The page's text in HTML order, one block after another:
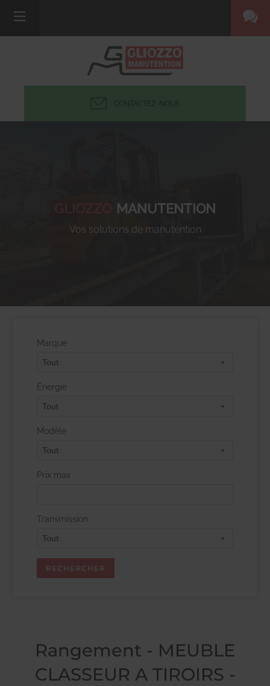
CONTACTEZ-NOUS
GLIOZZO MANUTENTION
Vos solutions de manutention
Marque
Énergie
Modèle
Prix max
Transmission
Rangement - MEUBLE
CLASSEUR A TIROIRS -